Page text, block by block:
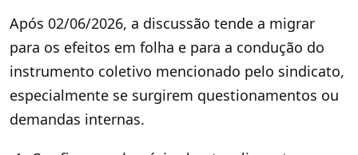
Após 02/06/2026, a discussão tende a migrar
para os efeitos em folha e para a condução do
instrumento coletivo mencionado pelo sindicato,
especialmente se surgirem questionamentos ou
demandas internas.